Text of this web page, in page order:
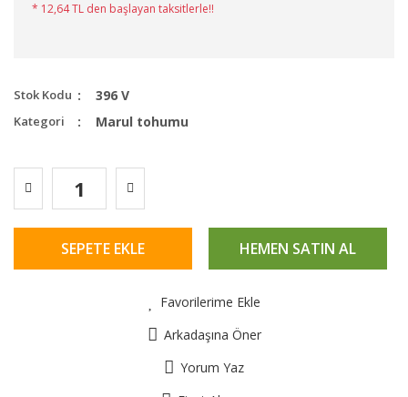
* 12,64 TL den başlayan taksitlerle!!
Stok Kodu 396 V
Kategori Marul tohumu
SEPETE EKLE HEMEN SATIN AL
Favorilerime Ekle
Arkadaşına Öner
Yorum Yaz